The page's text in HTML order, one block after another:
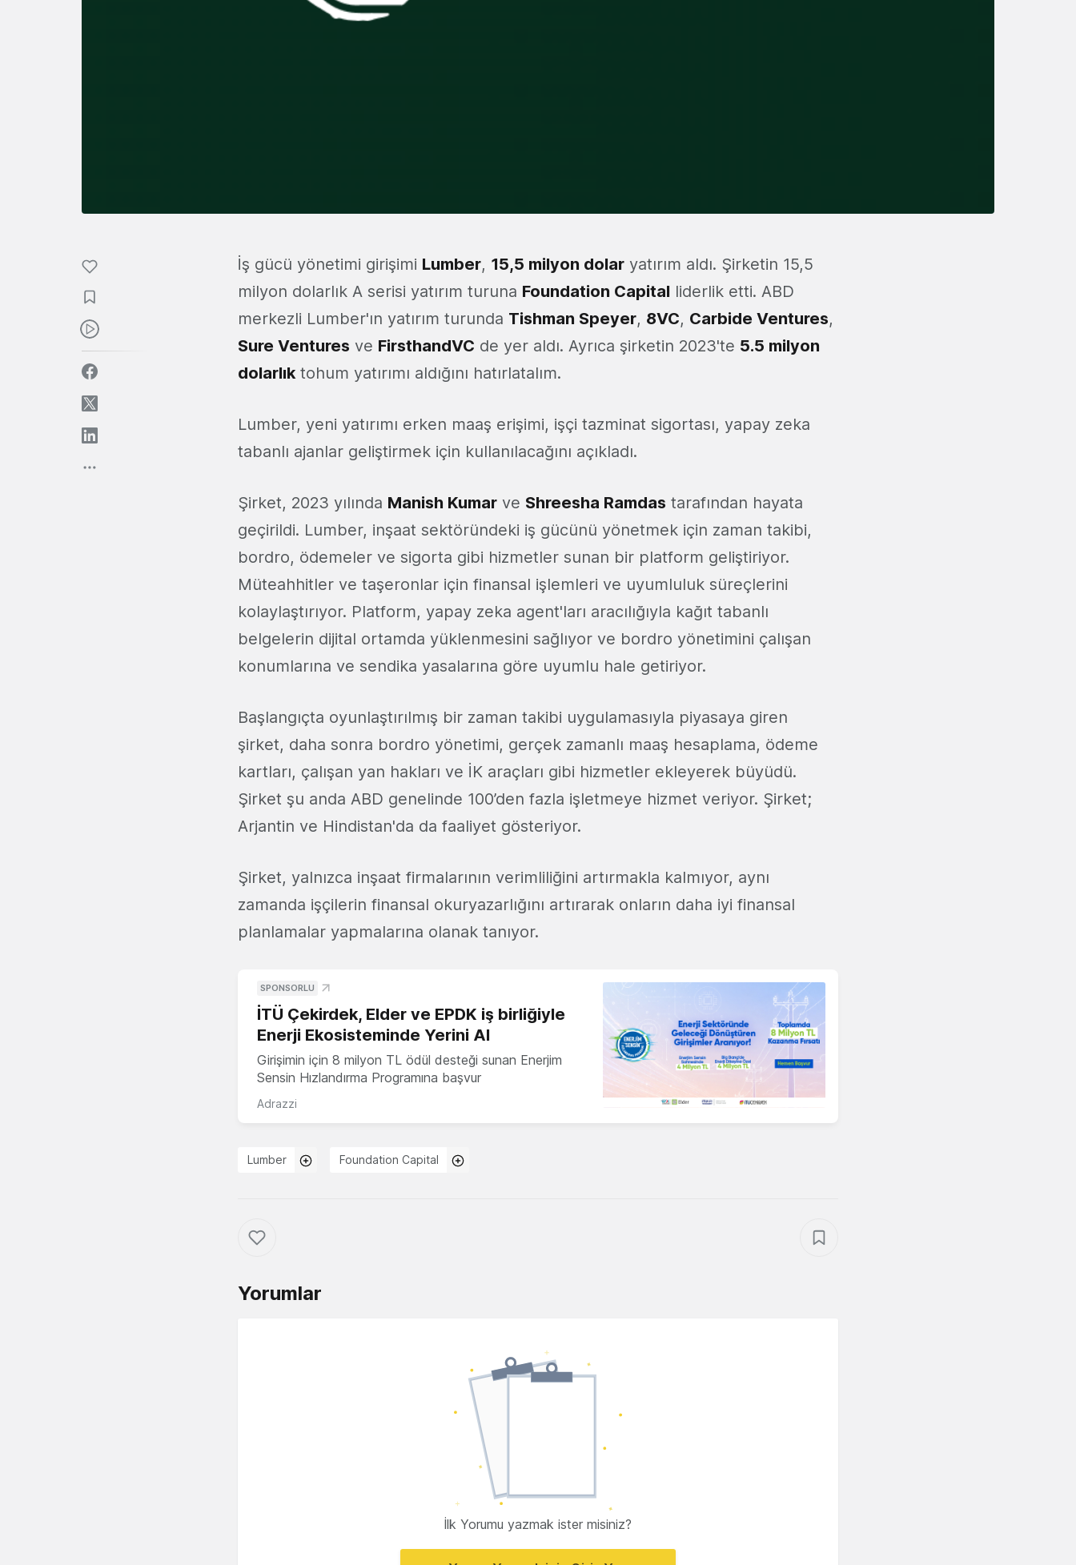
İş gücü yönetimi girişimi Lumber, 15,5 milyon dolar yatırım aldı. Şirketin 15,5
milyon dolarlık A serisi yatırım turuna Foundation Capital liderlik etti. ABD
merkezli Lumber'ın yatırım turunda Tishman Speyer, 8VC, Carbide Ventures,
Sure Ventures ve FirsthandVC de yer aldı. Ayrıca şirketin 2023'te 5.5 milyon
dolarlıktohum yatırımı aldığını hatırlatalım.
Lumber, yeni yatırımı erken maaş erişimi, işçi tazminat sigortası, yapay zeka
tabanlı ajanlar geliştirmek için kullanılacağını açıkladı.
Şirket, 2023 yılında Manish Kumar ve Shreesha Ramdas tarafından hayata
geçirildi. Lumber, inşaat sektöründeki iş gücünü yönetmek için zaman takibi,
bordro, ödemeler ve sigorta gibi hizmetler sunan bir platform geliştiriyor.
Müteahhitler ve taşeronlar için finansal işlemleri ve uyumluluk süreçlerini
kolaylaştırıyor. Platform, yapay zeka agent'ları aracılığıyla kağıt tabanlı
belgelerin dijital ortamda yüklenmesini sağlıyor ve bordro yönetimini çalışan
konumlarına ve sendika yasalarına göre uyumlu hale getiriyor.
Başlangıçta oyunlaştırılmış bir zaman takibi uygulamasıyla piyasaya giren
şirket, daha sonra bordro yönetimi, gerçek zamanlı maaş hesaplama, ödeme
kartları, çalışan yan hakları ve İK araçları gibi hizmetler ekleyerek büyüdü.
Şirket şu anda ABD genelinde 100’den fazla işletmeye hizmet veriyor. Şirket;
Arjantin ve Hindistan'da da faaliyet gösteriyor.
Şirket, yalnızca inşaat firmalarının verimliliğini artırmakla kalmıyor, aynı
zamanda işçilerin finansal okuryazarlığını artırarak onların daha iyi finansal
planlamalar yapmalarına olanak tanıyor.
SPONSORLU
İTÜ Çekirdek, Elder ve EPDK iş birliğiyle
Enerji Ekosisteminde Yerini Al
Girişimin için 8 milyon TL ödül desteği sunan Enerjim
Sensin Hızlandırma Programına başvur
Adrazzi
Lumber Foundation Capital
Yorumlar
İlk Yorumu yazmak ister misiniz?